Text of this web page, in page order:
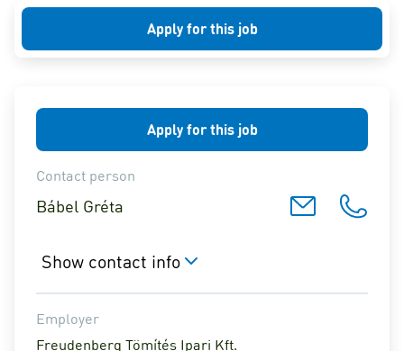
Apply for this job
Apply for this job
Contact person
Bábel Gréta
Show contact info
Employer
Freudenberg Tömítés Ipari Kft.